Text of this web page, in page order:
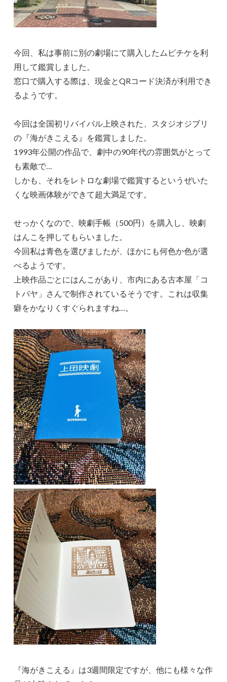
今回、私は事前に別の劇場にて購入したムビチケを利
用して鑑賞しました。
窓口で購入する際は、現金とQRコード決済が利用でき
るようです。
今回は全国初リバイバル上映された、スタジオジブリ
の『海がきこえる』を鑑賞しました。
1993年公開の作品で、劇中の90年代の雰囲気がとって
も素敵で…
しかも、それをレトロな劇場で鑑賞するというぜいた
くな映画体験ができて超大満足です。
せっかくなので、映劇手帳（500円）を購入し、映劇
はんこを押してもらいました。
今回私は青色を選びましたが、ほかにも何色か色が選
べるようです。
上映作品ごとにはんこがあり、市内にある古本屋「コ
トバヤ」さんで制作されているそうです。これは収集
癖をかなりくすぐられますね…。
『海がきこえる』は3週間限定ですが、他にも様々な作